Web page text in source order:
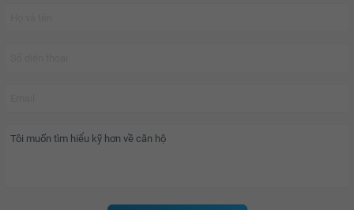
cái nhìn mới mẻ về những căn hộ chung cư hiện đại.
tâm thương mại với tổng diện tích lên đến 180.000 m2, khu vui chơi giải trí